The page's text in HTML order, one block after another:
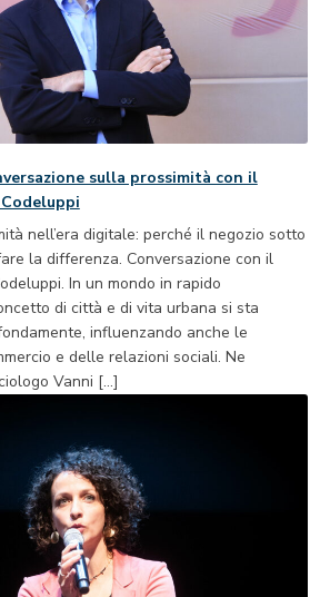
sulla prossimità con il
nell’era digitale: perché il negozio sotto
la differenza. Conversazione con il
In un mondo in rapido
di città e di vita urbana si sta
influenzando anche le
e delle relazioni sociali. Ne
Vanni […]